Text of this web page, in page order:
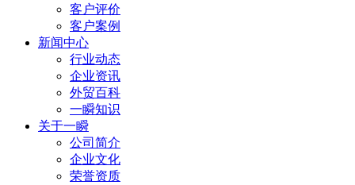
客户评价
客户案例
新闻中心
行业动态
企业资讯
外贸百科
一瞬知识
关于一瞬
公司简介
企业文化
荣誉资质